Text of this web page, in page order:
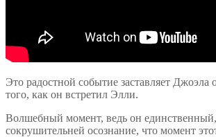
Это радостной событие заставляет
того, как он встретил Элли.
Волшебный момент, ведь он
сокрушительней осознание, что момент